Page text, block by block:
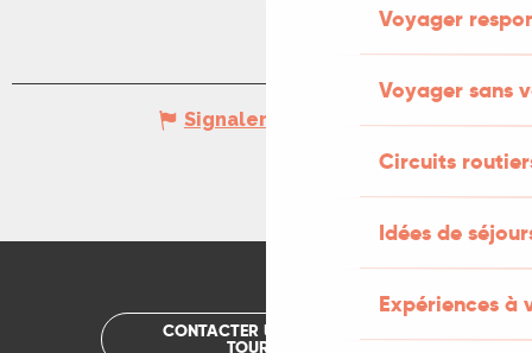
Voyager
Voyager sans
Circuits
Idées de
Expériences à
Signaler une erreur
CONTACTER UN OFFICE DE
TOURISME